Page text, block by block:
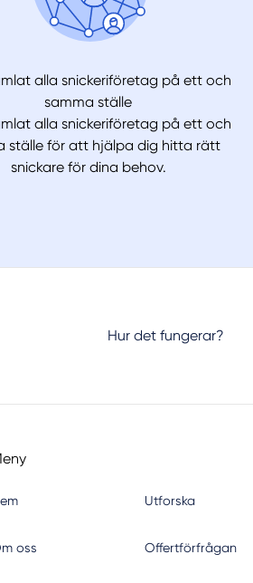
alla snickeriföretag på ett och
samma ställe
alla snickeriföretag på ett och
ställe för att hjälpa dig hitta rätt
snickare för dina behov.
Hur det fungerar?
Utforska
oss Offertförfrågan